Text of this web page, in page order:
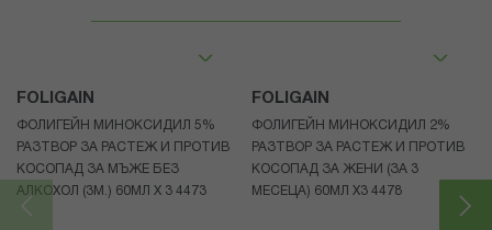
FOLIGAIN
ФОЛИГЕЙН МИНОКСИДИЛ 5%
РАЗТВОР ЗА РАСТЕЖ И ПРОТИВ
КОСОПАД ЗА МЪЖЕ БЕЗ
АЛКОХОЛ (3М.) 60МЛ X 3 4473
FOLIGAIN
ФОЛИГЕЙН МИНОКСИДИЛ 2%
РАЗТВОР ЗА РАСТЕЖ И ПРОТИВ
КОСОПАД ЗА ЖЕНИ (ЗА 3
МЕСЕЦА) 60МЛ X3 4478